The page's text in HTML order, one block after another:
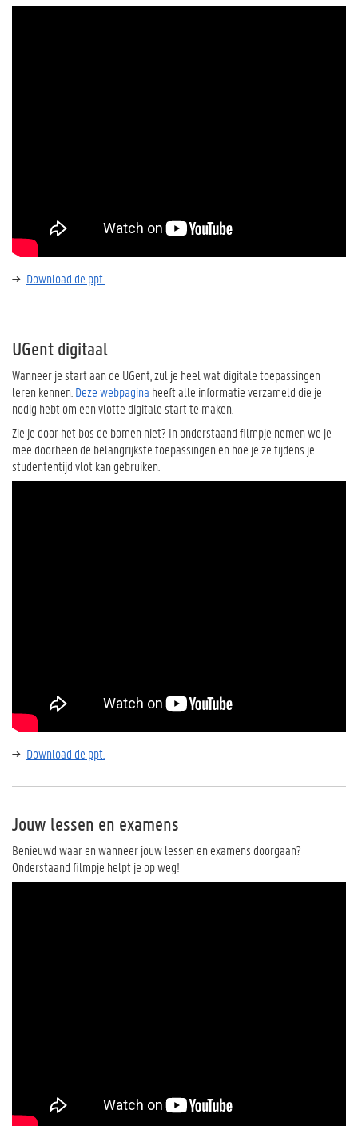
Download de ppt.
UGent digitaal
Wanneer je start aan de UGent, zul je heel wat digitale toepassingen
leren kennen. Deze webpagina heeft alle informatie verzameld die je
nodig hebt om een vlotte digitale start te maken.
Zie je door het bos de bomen niet? In onderstaand filmpje nemen we je
mee doorheen de belangrijkste toepassingen en hoe je ze tijdens je
studententijd vlot kan gebruiken.
Download de ppt.
Jouw lessen en examens
Benieuwd waar en wanneer jouw lessen en examens doorgaan?
Onderstaand filmpje helpt je op weg!